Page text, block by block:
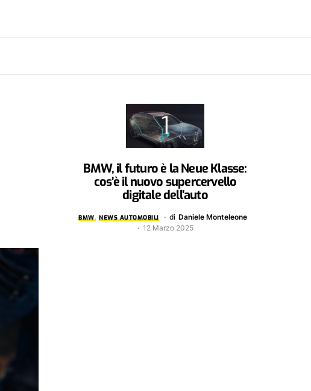
BMW, il futuro è la Neue Klasse:
cos’è il nuovo supercervello
digitale dell’auto
BMW NEWS AUTOMOBILI di Daniele Monteleone
12 Marzo 2025